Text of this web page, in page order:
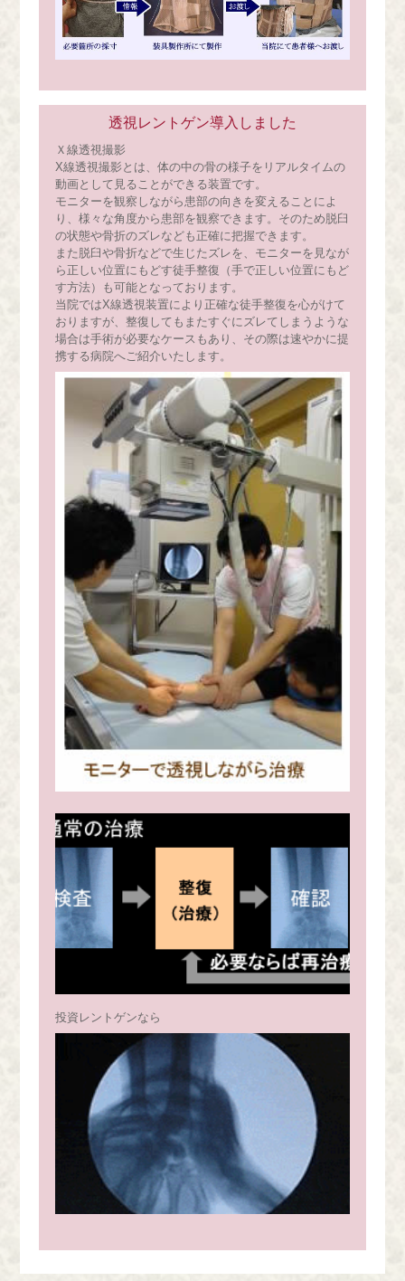
透視レントゲン導入しました
Ｘ線透視撮影
X線透視撮影とは、体の中の骨の様子をリアルタイムの
動画として見ることができる装置です。
モニターを観察しながら患部の向きを変えることによ
り、様々な角度から患部を観察できます。そのため脱臼
の状態や骨折のズレなども正確に把握できます。
また脱臼や骨折などで生じたズレを、モニターを見なが
ら正しい位置にもどす徒手整復（手で正しい位置にもど
す方法）も可能となっております。
当院ではX線透視装置により正確な徒手整復を心がけて
おりますが、整復してもまたすぐにズレてしまうような
場合は手術が必要なケースもあり、その際は速やかに提
携する病院へご紹介いたします。
投資レントゲンなら